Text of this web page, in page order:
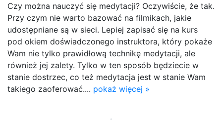
Czy można nauczyć się medytacji? Oczywiście, że tak.
Przy czym nie warto bazować na filmikach, jakie
udostępniane są w sieci. Lepiej zapisać się na kurs
pod okiem doświadczonego instruktora, który pokaże
Wam nie tylko prawidłową technikę medytacji, ale
również jej zalety. Tylko w ten sposób będziecie w
stanie dostrzec, co też medytacja jest w stanie Wam
takiego zaoferować.... pokaż więcej »